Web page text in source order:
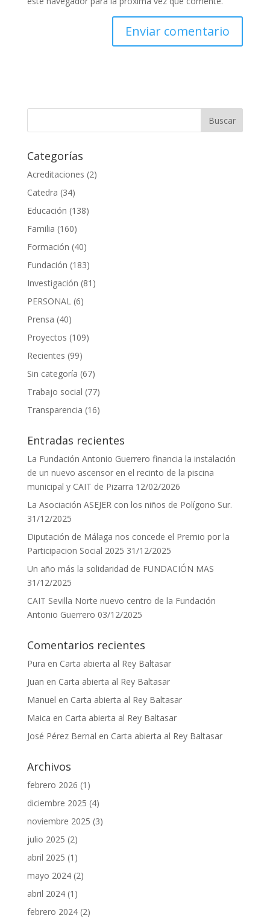
Categorías
Acreditaciones (2)
Catedra (34)
Educación (138)
Familia (160)
Formación (40)
Fundación (183)
Investigación (81)
PERSONAL(6)
Prensa (40)
Proyectos (109)
Recientes (99)
Sin categoría (67)
Trabajo social (77)
Transparencia (16)
Entradas recientes
La Fundación Antonio Guerrero financia la instalación
de un nuevo ascensor en el recinto de la piscina
municipal y CAIT de Pizarra 12/02/2026
La Asociación ASEJER con los niños de Polígono Sur.
31/12/2025
Diputación de Málaga nos concede el Premio por la
Participacion Social 2025 31/12/2025
Un año más la solidaridad de FUNDACIÓN MAS
31/12/2025
CAIT Sevilla Norte nuevo centro de la Fundación
Antonio Guerrero 03/12/2025
Comentarios recientes
Pura en Carta abierta al Rey Baltasar
Juan en Carta abierta al Rey Baltasar
Manuel en Carta abierta al Rey Baltasar
Maica en Carta abierta al Rey Baltasar
José Pérez Bernal en Carta abierta al Rey Baltasar
Archivos
febrero 2026 (1)
diciembre 2025 (4)
noviembre 2025 (3)
julio 2025 (2)
abril 2025 (1)
mayo 2024(2)
abril 2024(1)
febrero 2024(2)